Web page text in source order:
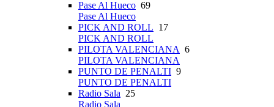
Pase Al Hueco 69
Pase Al Hueco
PICK AND ROLL 17
PICK AND ROLL
PILOTA VALENCIANA 6
PILOTA VALENCIANA
PUNTO DE PENALTI 9
PUNTO DE PENALTI
Radio Sala 25
Radio Sala